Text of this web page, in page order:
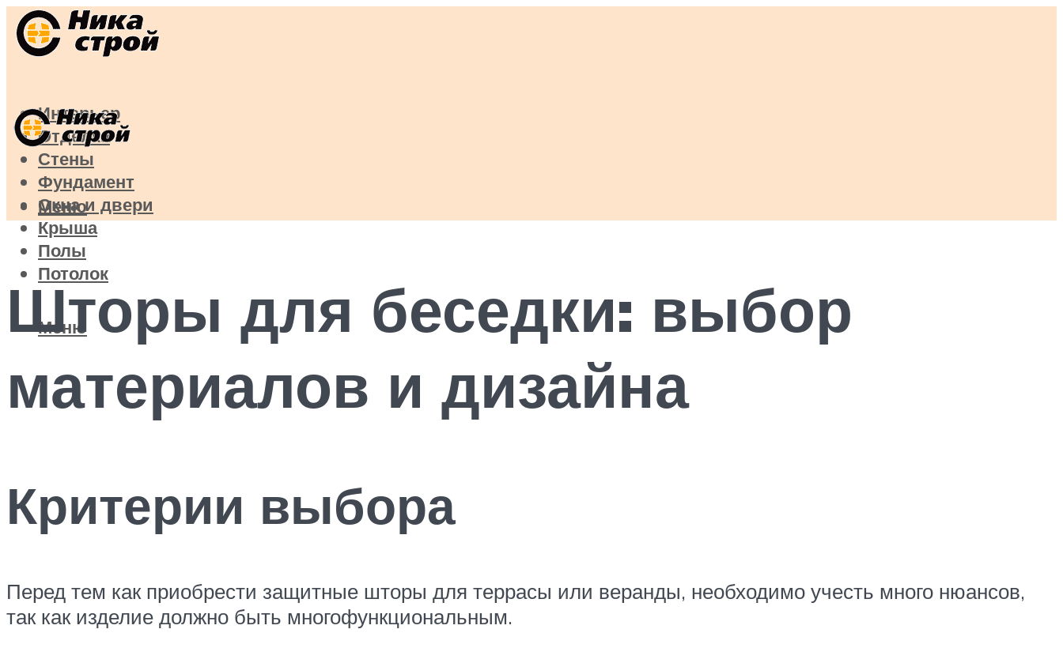
Интерьер
Отделка
Стены
Фундамент
Окна и двери
Крыша
Полы
Потолок
Меню
Меню
Шторы для беседки: выбор
материалов и дизайна
Критерии выбора
Перед тем как приобрести защитные шторы для террасы или веранды, необходимо учесть много нюансов,
так как изделие должно быть многофункциональным.